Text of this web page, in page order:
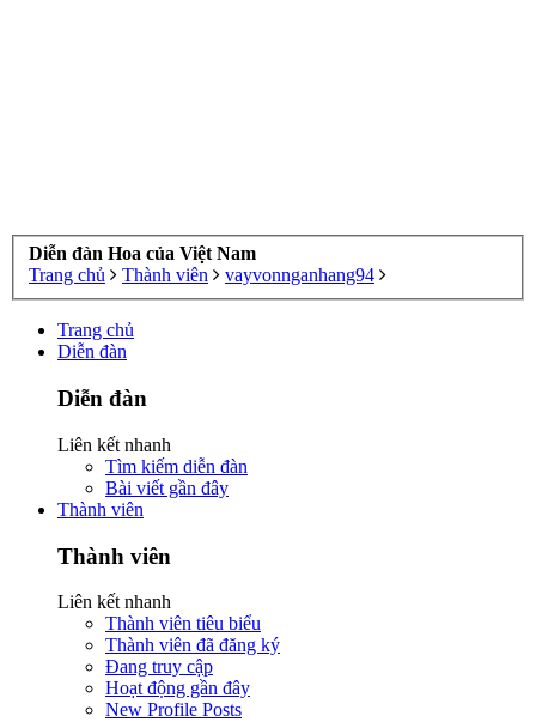
Diễn đàn Hoa của Việt Nam
Trang chủ
Thành viên vayvonnganhang94
Trang chủ
Diễn đàn
Diễn đàn
Liên kết nhanh
Tìm kiếm diễn đàn
Bài viết gần đây
Thành viên
Thành viên
Liên kết nhanh
Thành viên tiêu biểu
Thành viên đã đăng ký
Đang truy cập
Hoạt động gần đây
New Profile Posts